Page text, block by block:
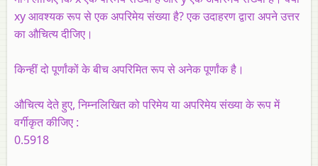
xy आवश्यक रूप से एक अपरिमेय संख्या है? एक उदाहरण द्वारा अपने उत्तर
का औचित्य दीजिए।
किन्हीं दो पूर्णांकों के बीच अपरिमित रूप से अनेक पूर्णांक है।
औचित्य देते हुए, निम्नलिखित को परिमेय या अपरिमेय संख्या के रूप में
वर्गीकृत कीजिए :
0.5918